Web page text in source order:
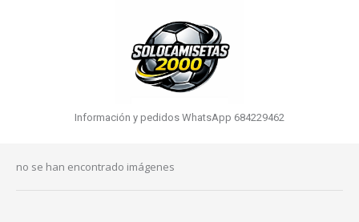
Información y pedidos WhatsApp 684229462
no se han encontrado imágenes